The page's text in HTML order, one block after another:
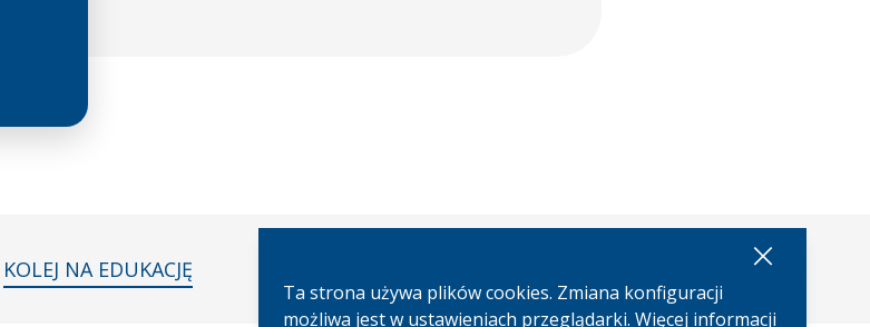
KOLEJ NA EDUKACJĘ Facebook
Ta strona używa plików cookies. Zmiana konfiguracji
możliwa jest w ustawieniach przeglądarki. Więcej informacji